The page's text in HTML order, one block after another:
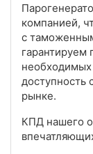
компанией,
с
гарантируем
необходимых
доступность
рынке.
КПД нашего